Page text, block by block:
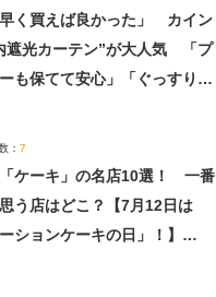
早く買えば良かった」 カイン
遮光カーテン”が大人気 「プ
も保てて安心」「ぐっすり眠
： 7
ケーキ」の名店10選！ 一番
う店はどこ？【7月12日は
ションケーキの日」！】